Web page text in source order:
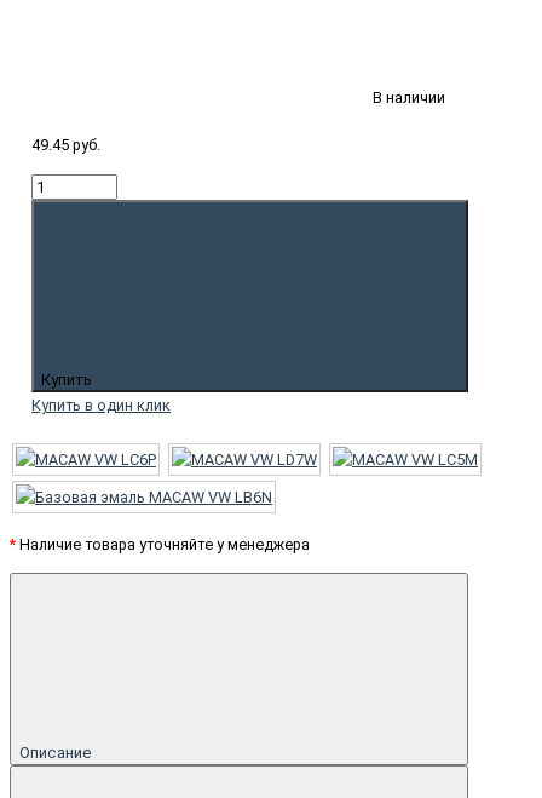
В наличии
49.45 руб.
Купить
Купить в один клик
* Наличие товара уточняйте у менеджера
Описание